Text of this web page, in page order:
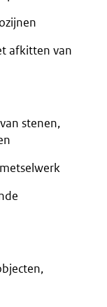
afkitten van
stenen,